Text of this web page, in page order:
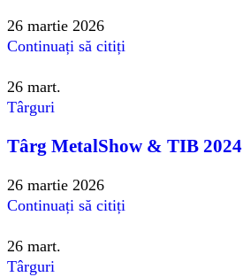
26 martie 2026
Continuați să citiți
26 mart.
Târguri
Târg MetalShow & TIB 2024
26 martie 2026
Continuați să citiți
26 mart.
Târguri